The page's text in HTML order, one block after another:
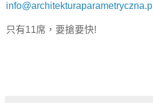
info@architekturaparametryczna.pl
只有11席，要搶要快!